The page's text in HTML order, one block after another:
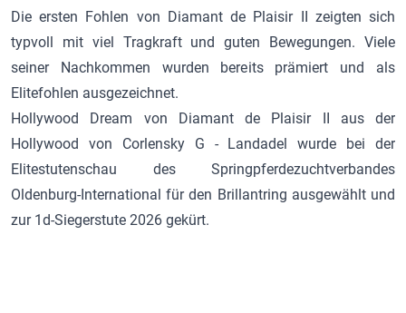
Die ersten Fohlen von Diamant de Plaisir II zeigten sich
typvoll mit viel Tragkraft und guten Bewegungen. Viele
seiner Nachkommen wurden bereits prämiert und als
Elitefohlen ausgezeichnet.
Hollywood Dream von Diamant de Plaisir II aus der
Hollywood von Corlensky G - Landadel wurde bei der
Elitestutenschau des Springpferdezuchtverbandes
Oldenburg-International für den Brillantring ausgewählt und
zur 1d-Siegerstute 2026 gekürt.